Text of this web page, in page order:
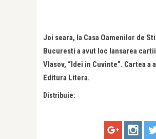
Joi seara, la Casa Oamenilor de
Bucuresti a avut loc lansarea
Vlasov, “Idei in Cuvinte”. Cartea a
Editura Litera.
Distribuie: